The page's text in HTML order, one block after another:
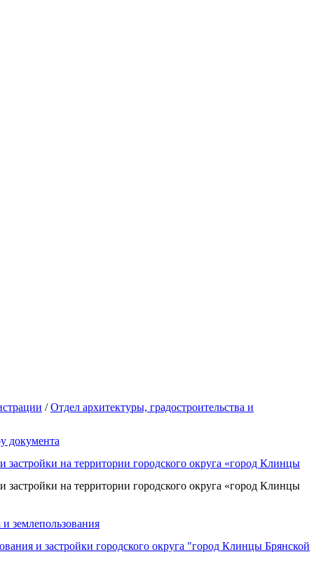
/Отдел архитектуры, градостроительства и
документа
на территории городского округа «город Клинцы
на территории городского округа «город Клинцы
землепользования
и застройки городского округа "город Клинцы Брянской